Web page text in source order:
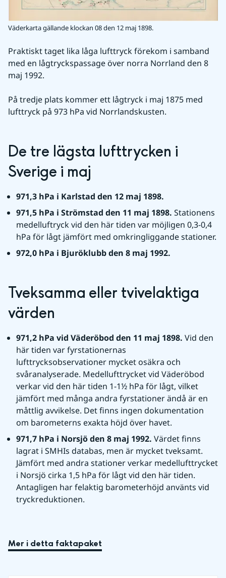
Väderkarta gällande klockan 08 den 12 maj 1898.
Praktiskt taget lika låga lufttryck förekom i samband
med en lågtryckspassage över norra Norrland den 8
maj 1992.
På tredje plats kommer ett lågtryck i maj 1875 med
lufttryck på 973 hPa vid Norrlandskusten.
De tre lägsta lufttrycken i
Sverige i maj
971,3 hPa i Karlstad den 12 maj 1898.
971,5 hPa i Strömstad den 11 maj 1898. Stationens
medelluftryck vid den här tiden var möjligen 0,3-0,4
hPa för lågt jämfört med omkringliggande stationer.
972,0 hPa i Bjuröklubb den 8 maj 1992.
Tveksamma eller tvivelaktiga
värden
971,2 hPa vid Väderöbod den 11 maj 1898. Vid den
här tiden var fyrstationernas
lufttrycksobservationer mycket osäkra och
svåranalyserade. Medellufttrycket vid Väderöbod
verkar vid den här tiden 1-1½ hPa för lågt, vilket
jämfört med många andra fyrstationer ändå är en
måttlig avvikelse. Det finns ingen dokumentation
om barometerns exakta höjd över havet.
971,7 hPa i Norsjö den 8 maj 1992. Värdet finns
lagrat i SMHIs databas, men är mycket tveksamt.
Jämfört med andra stationer verkar medellufttrycket
i Norsjö cirka 1,5 hPa för lågt vid den här tiden.
Antagligen har felaktig barometerhöjd använts vid
tryckreduktionen.
Mer i detta faktapaket